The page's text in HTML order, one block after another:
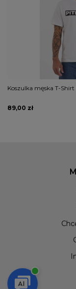
Koszulka męska T-
89,00 zł